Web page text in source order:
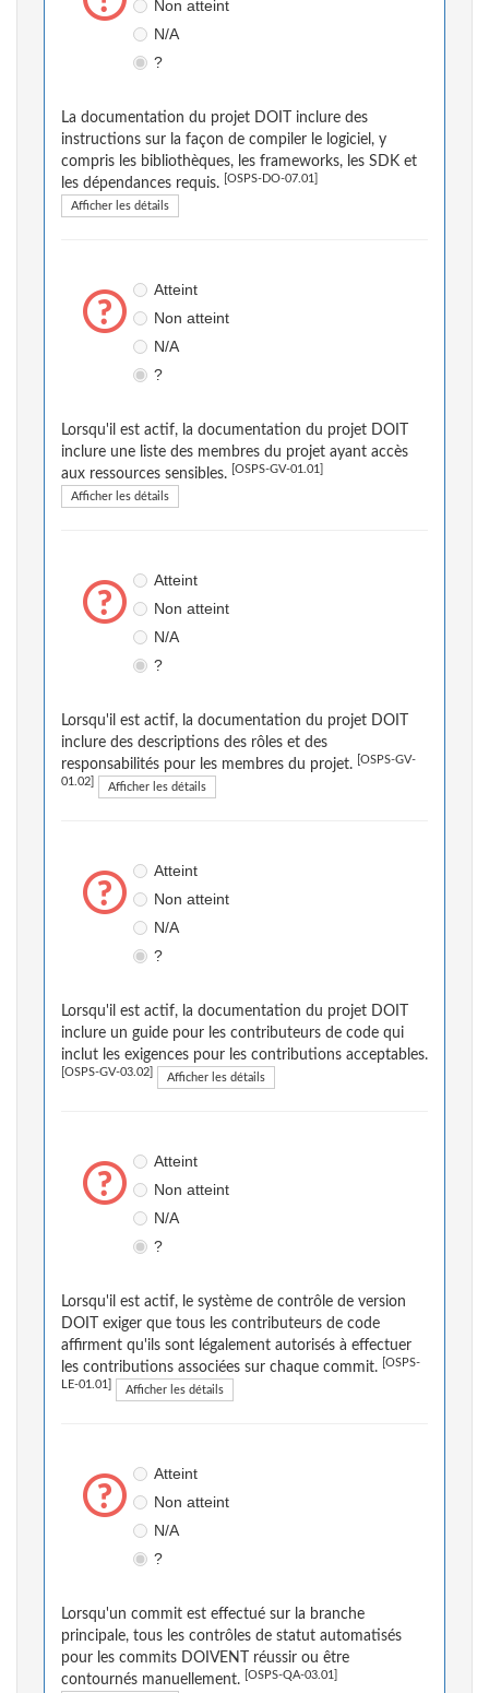
Non atteint
N/A
?
La documentation du projet DOIT inclure des
instructions sur la façon de compiler le logiciel, y
compris les bibliothèques, les frameworks, les SDK et
les dépendances requis.
[OSPS-DO-07.01]
Afficher les détails
Atteint
Non atteint
N/A
?
Lorsqu'il est actif, la documentation du projet DOIT
inclure une liste des membres du projet ayant accès
aux ressources sensibles.
[OSPS-GV-01.01]
Afficher les détails
Atteint
Non atteint
N/A
?
Lorsqu'il est actif, la documentation du projet DOIT
inclure des descriptions des rôles et des
responsabilités pour les membres du projet.
[OSPS-GV-
01.02] Afficher les détails
Atteint
Non atteint
N/A
?
Lorsqu'il est actif, la documentation du projet DOIT
inclure un guide pour les contributeurs de code qui
inclut les exigences pour les contributions acceptables.
[OSPS-GV-03.02] Afficher les détails
Atteint
Non atteint
N/A
?
Lorsqu'il est actif, le système de contrôle de version
DOIT exiger que tous les contributeurs de code
affirment qu'ils sont légalement autorisés à effectuer
les contributions associées sur chaque commit.
[OSPS-
LE-01.01] Afficher les détails
Atteint
Non atteint
N/A
?
Lorsqu'un commit est effectué sur la branche
principale, tous les contrôles de statut automatisés
pour les commits DOIVENT réussir ou être
contournés manuellement.
[OSPS-QA-03.01]